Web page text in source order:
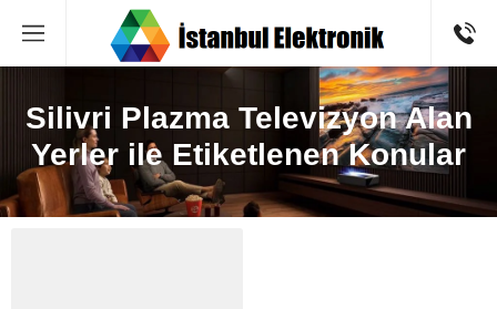
Silivri Plazma Televizyon Alan
Yerler ile Etiketlenen Konular